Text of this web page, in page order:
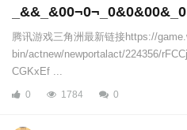
腾讯游戏三角洲最新链接https://
bin/actnew/newportalact/224356/
CGKxEf ...
0 1784 0